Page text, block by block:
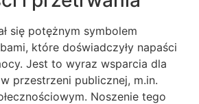
się potężnym symbolem
które doświadczyły napaści
Jest to wyraz wsparcia dla
przestrzeni publicznej, m.in.
Noszenie tego